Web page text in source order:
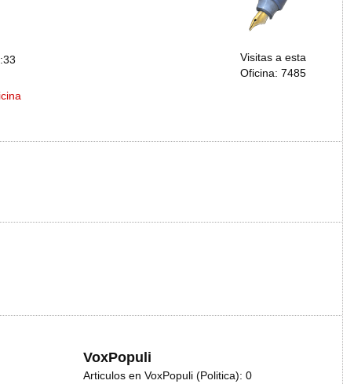
Visitas a esta
Oficina: 7485
VoxPopuli
Articulos en VoxPopuli (Politica): 0